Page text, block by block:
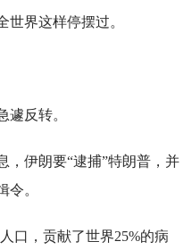
世界这样停摆过。
遽反转。
，伊朗要“逮捕”特朗普，并
令。
口，贡献了世界25%的病